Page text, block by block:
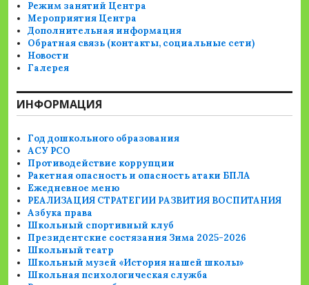
Режим занятий Центра
Мероприятия Центра
Дополнительная информация
Обратная связь (контакты, социальные сети)
Новости
Галерея
ИНФОРМАЦИЯ
Год дошкольного образования
АСУ РСО
Противодействие коррупции
Ракетная опасность и опасность атаки БПЛА
Ежедневное меню
РЕАЛИЗАЦИЯ СТРАТЕГИИ РАЗВИТИЯ ВОСПИТАНИЯ
Азбука права
Школьный спортивный клуб
Президентские состязания Зима 2025-2026
Школьный театр
Школьный музей «История нашей школы»
Школьная психологическая служба